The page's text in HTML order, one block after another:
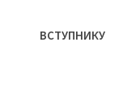
ВСТУПНИКУ